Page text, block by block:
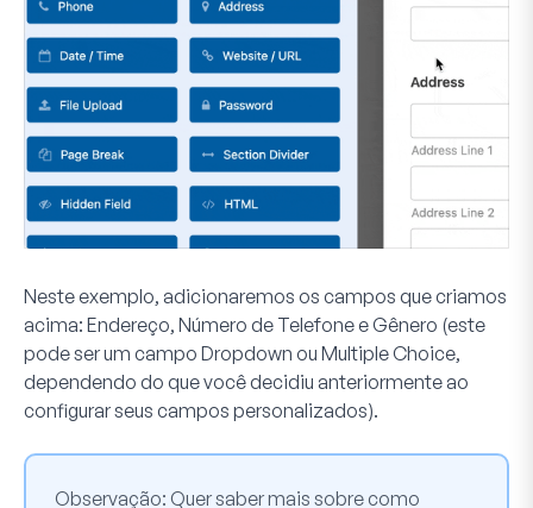
Neste exemplo, adicionaremos os campos que criamos
acima: Endereço, Número de Telefone e Gênero (este
pode ser um campo Dropdown ou Multiple Choice,
dependendo do que você decidiu anteriormente ao
configurar seus campos personalizados).
Observação: Quer saber mais sobre como